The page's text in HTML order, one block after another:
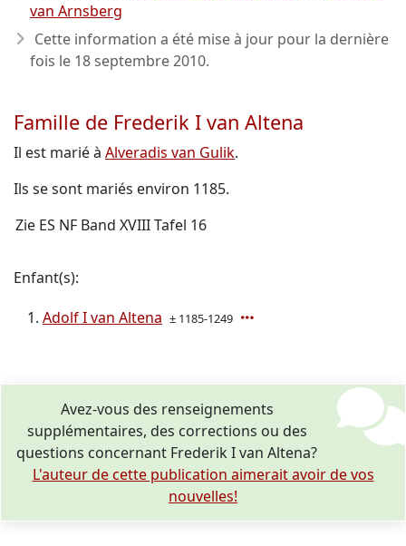
van Arnsberg
Cette information a été mise à jour pour la dernière
fois le 18 septembre 2010.
Famille de Frederik I van Altena
Il est marié à Alveradis van Gulik.
Ils se sont mariés environ 1185.
Zie ES NF Band XVIII Tafel 16
Enfant(s):
Adolf I van Altena ± 1185-1249
Avez-vous des renseignements
supplémentaires, des corrections ou des
questions concernant Frederik I van Altena?
L'auteur de cette publication aimerait avoir de vos
nouvelles!